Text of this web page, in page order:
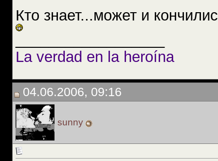
Кто знает...может и
La verdad en la heroína
04.06.2006, 09:16
sunny